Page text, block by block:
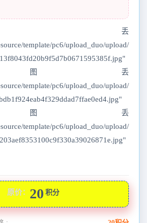
丢
template/pc6/upload_duo/upload/
丢
template/pc6/upload_duo/upload/
丢
template/pc6/upload_duo/upload/
原价： 20 积分